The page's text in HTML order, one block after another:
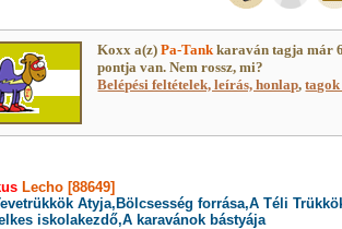
Koxx a(z)Pa-Tankkaraván tagja már
pontja van. Nem rossz, mi?
Belépési feltételek, leírás, honlap,
Lecho [88649]
Atyja,Bölcsesség forrása,A Téli
iskolakezdő,A karavánok bástyája